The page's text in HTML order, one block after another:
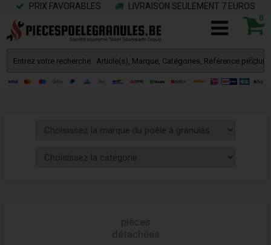
PRIX FAVORABLES LIVRAISON SEULEMENT 7 EUROS
0
pièces
détachées